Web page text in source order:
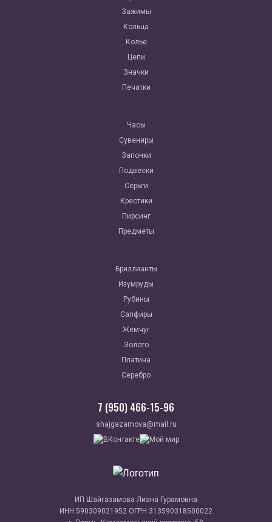
Зажимы
Кольца
Колье
Цепи
Значки
Печатки
Часы
Сувениры
Запонки
Подвески
Серьги
Крестики
Пирсинг
Предметы
Бриллианты
Изумруды
Рубины
Сапфиры
Жемчуг
Золото
Платина
Серебро
7 (950) 466-15-96
shajgazamova@mail.ru
ИП Шайгазамова Лиана Гурамовна
ИНН 590309021952 ОГРН 313590318500022